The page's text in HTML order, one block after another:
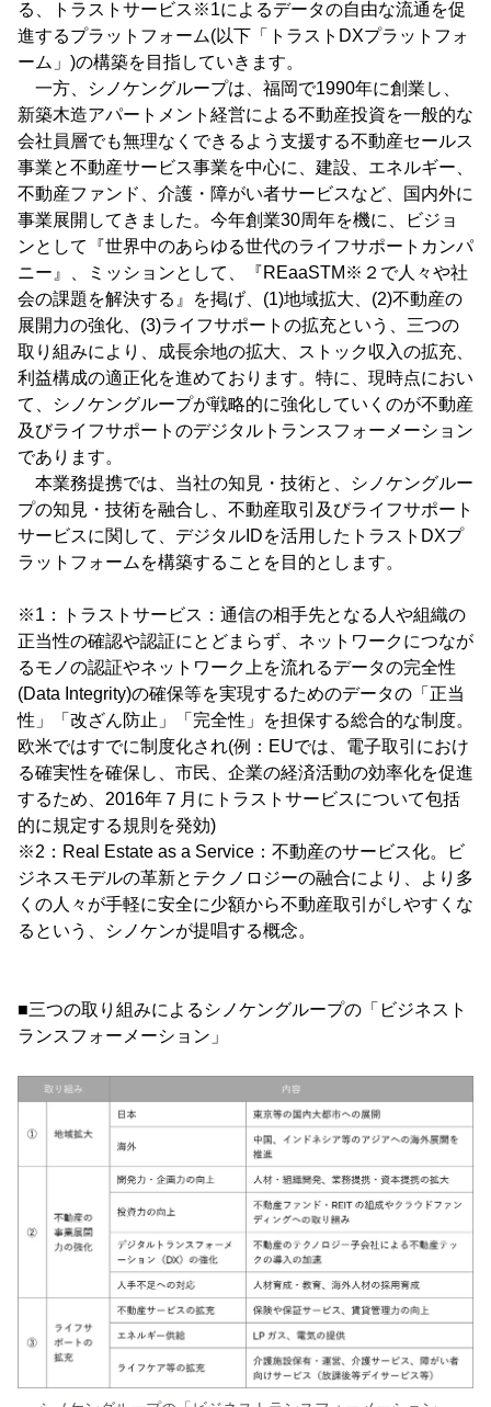
る、トラストサービス※1によるデータの自由な流通を促
進するプラットフォーム(以下「トラストDXプラットフォ
ーム」)の構築を目指していきます。
一方、シノケングループは、福岡で1990年に創業し、
新築木造アパートメント経営による不動産投資を一般的な
会社員層でも無理なくできるよう支援する不動産セールス
事業と不動産サービス事業を中心に、建設、エネルギー、
不動産ファンド、介護・障がい者サービスなど、国内外に
事業展開してきました。今年創業30周年を機に、ビジョ
ンとして『世界中のあらゆる世代のライフサポートカンパ
ニー』、ミッションとして、『REaaSTM※２で人々や社
会の課題を解決する』を掲げ、(1)地域拡大、(2)不動産の
展開力の強化、(3)ライフサポートの拡充という、三つの
取り組みにより、成長余地の拡大、ストック収入の拡充、
利益構成の適正化を進めております。特に、現時点におい
て、シノケングループが戦略的に強化していくのが不動産
及びライフサポートのデジタルトランスフォーメーション
であります。
本業務提携では、当社の知見・技術と、シノケングルー
プの知見・技術を融合し、不動産取引及びライフサポート
サービスに関して、デジタルIDを活用したトラストDXプ
ラットフォームを構築することを目的とします。
※1：トラストサービス：通信の相手先となる人や組織の
正当性の確認や認証にとどまらず、ネットワークにつなが
るモノの認証やネットワーク上を流れるデータの完全性
(Data Integrity)の確保等を実現するためのデータの「正当
性」「改ざん防止」「完全性」を担保する総合的な制度。
欧米ではすでに制度化され(例：EUでは、電子取引におけ
る確実性を確保し、市民、企業の経済活動の効率化を促進
するため、2016年７月にトラストサービスについて包括
的に規定する規則を発効)
※2：Real Estate as a Service：不動産のサービス化。ビ
ジネスモデルの革新とテクノロジーの融合により、より多
くの人々が手軽に安全に少額から不動産取引がしやすくな
るという、シノケンが提唱する概念。
■三つの取り組みによるシノケングループの「ビジネスト
ランスフォーメーション」